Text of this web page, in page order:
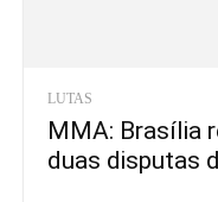
LUTAS
MMA: Brasília
duas disputas